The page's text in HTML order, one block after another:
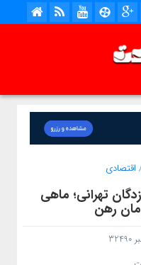
اقتصادی
تهرانی؛ ماهی